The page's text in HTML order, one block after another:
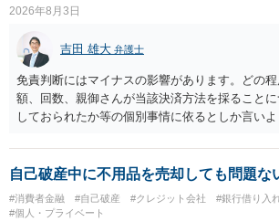
2026年8月3日
吉田 雄大 弁護士
免責判断にはマイナスの影響があります。どの
額、回数、親御さんが当該決済方法を採ること
しておられたか等の個別事情に依るとしか言い
なって相談し、善後策を考えることをお勧めし
自己破産中に不用品を売却しても問題な
#消費者金融 #自己破産 #クレジット会社 #銀行借り入れ
#個人・プライベート